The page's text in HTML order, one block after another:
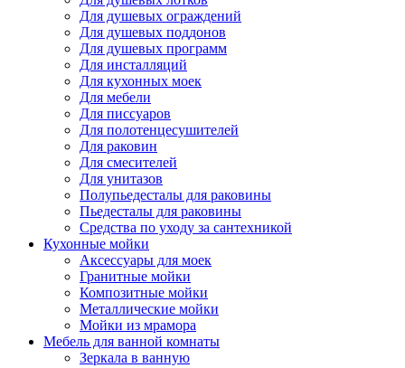
Для душевых ограждений
Для душевых поддонов
Для душевых программ
Для инсталляций
Для кухонных моек
Для мебели
Для писсуаров
Для полотенцесушителей
Для раковин
Для смесителей
Для унитазов
Полупьедесталы для раковины
Пьедесталы для раковины
Средства по уходу за сантехникой
Кухонные мойки
Аксессуары для моек
Гранитные мойки
Композитные мойки
Металлические мойки
Мойки из мрамора
Мебель для ванной комнаты
Зеркала в ванную